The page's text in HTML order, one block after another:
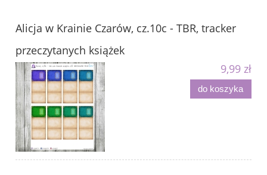
Alicja w Krainie Czarów, cz.10c - TBR, tracker
przeczytanych książek
9,99 zł
do koszyka